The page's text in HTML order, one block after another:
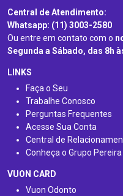
Central de Atendimento:
Whatsapp: (11) 3003-2580
Ou entre em contato com o
Segunda a Sábado, das 8h
LINKS
Faça o Seu
Trabalhe Conosco
Perguntas Frequentes
Acesse Sua Conta
Central de
Conheça o Grupo Pereira
VUON CARD
Vuon Odonto